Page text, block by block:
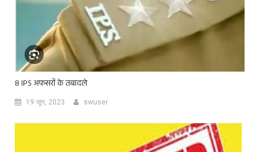
8 IPS अफसरों के तबादले
19 जून, 2023 swuser